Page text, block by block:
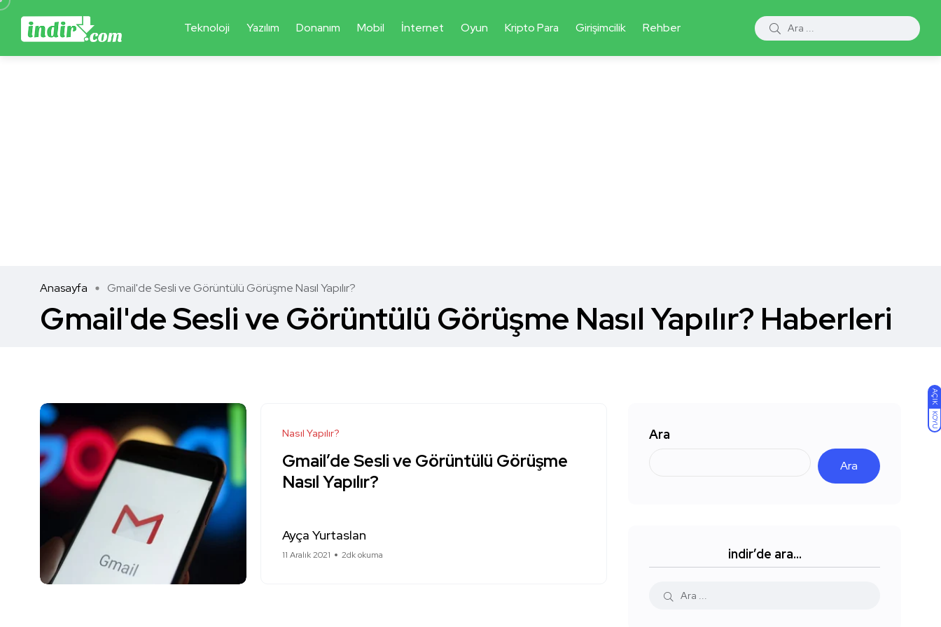
AÇIK
KOYU
Teknoloji Yazılım Donanım Mobil İnternet Oyun Kripto Para Girişimcilik Rehber
Anasayfa Gmail'de Sesli ve Görüntülü Görüşme Nasıl Yapılır?
Gmail'de Sesli ve Görüntülü Görüşme Nasıl Yapılır? Haberleri
Nasıl Yapılır?
Gmail’de Sesli ve Görüntülü Görüşme
Nasıl Yapılır?
Ayça Yurtaslan
11 Aralık 2021 2dk okuma
Ara
Ara
indir’de ara…